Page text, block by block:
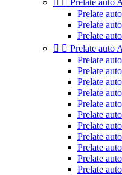
  Prelate auto
Prelate
Prelate
Prelate
  Prelate auto
Prelate
Prelate
Prelate
Prelate
Prelate
Prelate
Prelate
Prelate
Prelate
Prelate
Prelate